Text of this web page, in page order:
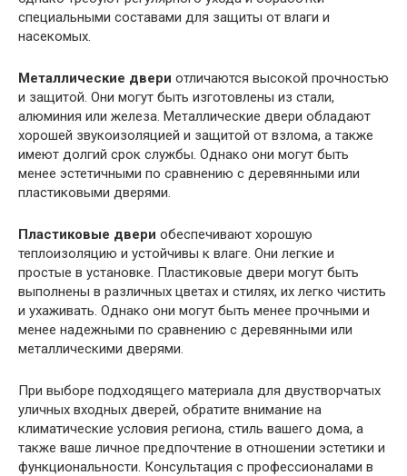
специальными составами для защиты от влаги и
насекомых.
Металлические двери отличаются высокой прочностью
и защитой. Они могут быть изготовлены из стали,
алюминия или железа. Металлические двери обладают
хорошей звукоизоляцией и защитой от взлома, а также
имеют долгий срок службы. Однако они могут быть
менее эстетичными по сравнению с деревянными или
пластиковыми дверями.
Пластиковые двери обеспечивают хорошую
теплоизоляцию и устойчивы к влаге. Они легкие и
простые в установке. Пластиковые двери могут быть
выполнены в различных цветах и стилях, их легко чистить
и ухаживать. Однако они могут быть менее прочными и
менее надежными по сравнению с деревянными или
металлическими дверями.
При выборе подходящего материала для двустворчатых
уличных входных дверей, обратите внимание на
климатические условия региона, стиль вашего дома, а
также ваше личное предпочтение в отношении эстетики и
функциональности. Консультация с профессионалами в